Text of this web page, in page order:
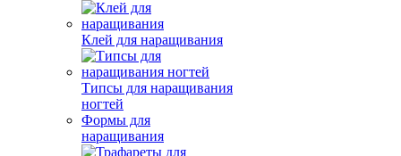
Клей для наращивания
Типсы для наращивания
ногтей
Формы для
наращивания